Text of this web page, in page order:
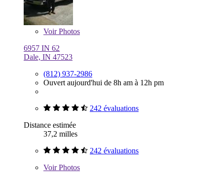
VoirPhotos
6957 IN 62
Dale, IN 47523
(812) 937-2986
Ouvert aujourd'hui de 8h am à 12h pm
242 évaluations
Distance estimée
37,2 milles
242 évaluations
VoirPhotos